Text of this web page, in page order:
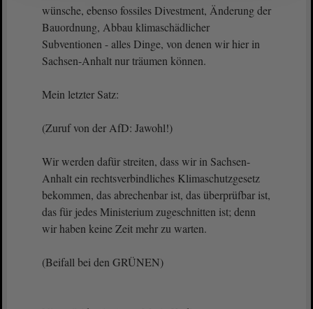
wünsche, ebenso fossiles Divestment, Änderung der
Bauordnung, Abbau klimaschädlicher
Subventionen - alles Dinge, von denen wir hier in
Sachsen-Anhalt nur träumen können.
Mein letzter Satz:
(Zuruf von der AfD: Jawohl!)
Wir werden dafür streiten, dass wir in Sachsen-
Anhalt ein rechtsverbindliches Klimaschutzgesetz
bekommen, das abrechenbar ist, das überprüfbar ist,
das für jedes Ministerium zugeschnitten ist; denn
wir haben keine Zeit mehr zu warten.
(Beifall bei den GRÜNEN)